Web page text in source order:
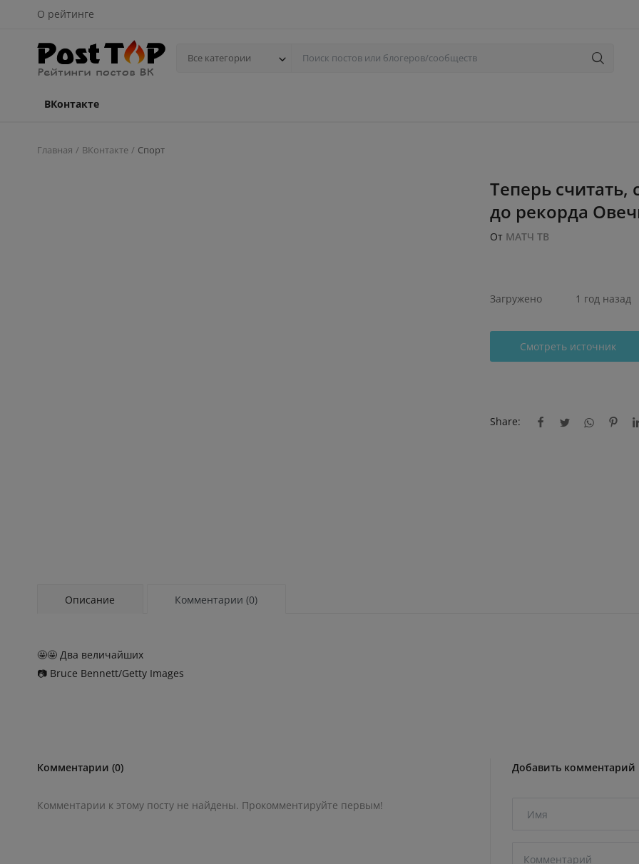
О рейтинге
Все категории
ВКонтакте
Главная ВКонтакте Спорт
Теперь считать,
до рекорда
От МАТЧ ТВ
Загружено 1 год назад
Смотреть источник
Share:
Описание Комментарии (0)
🤩🤩 Два величайших
📷 Bruce Bennett/Getty Images
Комментарии (0)
Комментарии к этому посту не найдены. Прокомментируйте первым!
Добавить комментарий